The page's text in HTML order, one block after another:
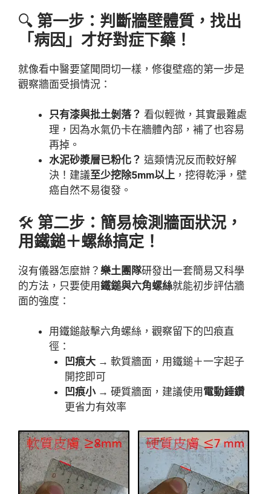
🔍 第一步：判斷牆壁體質，找出
「病因」才好對症下藥！
就像看中醫要望聞問切一樣，修復壁癌的第一步是
觀察牆面受損情況：
只有漆與批土剝落？ 看似輕微，其實最難處
理，因為水氣仍卡在牆體內部，補了也容易
再掉。
水泥砂漿層已粉化？ 這類情況反而較好解
決！建議至少挖除5mm以上 ，挖得乾淨，壁
癌自然不易復發。
🛠️ 第二步：簡易檢測牆面狀況，
用鐵鎚＋螺絲搞定！
沒有儀器怎麼辦？ 樂土團隊研發出一套簡易又科學
的方法，只要使用鐵鎚與六角螺絲就能初步評估牆
面的強度：
用鐵鎚敲擊六角螺絲，觀察留下的凹痕直
徑：
凹痕大→ 軟質牆面，用鐵鎚＋一字起子
開挖即可
凹痕小→ 硬質牆面，建議使用 電動錘鑽
更省力有效率